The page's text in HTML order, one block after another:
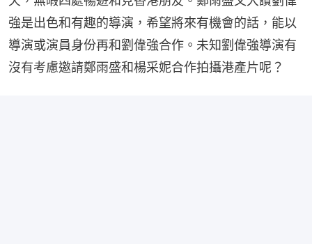
強是出色和有趣的導演，希望將來有機會的話，能以
導演或演員身份再和劉偉強合作。未知劉偉強導演有
沒有考慮邀請鄭雨盛和楊采妮合作拍攝港產片呢？